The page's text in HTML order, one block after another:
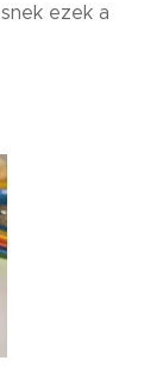
ezek a